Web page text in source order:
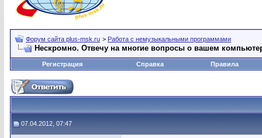
Форум сайта plus-msk.ru > Работа с немузыкальными программами
Нескромно. Отвечу на многие вопросы о вашем
Регистрация Справка Правила
07.04.2012, 07:47